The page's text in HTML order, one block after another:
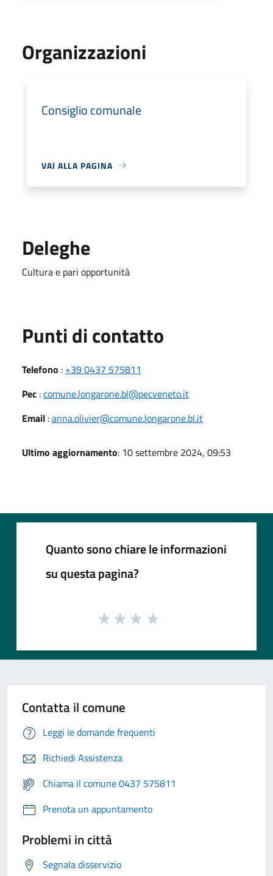
Organizzazioni
Consiglio comunale
VAI ALLA PAGINA
Deleghe
Cultura e pari opportunità
Punti di contatto
Telefono : +39 0437 575811
Pec :comune.longarone.bl@pecveneto.it
Email :anna.olivier@comune.longarone.bl.it
Ultimo aggiornamento: 10 settembre 2024, 09:53
Quanto sono chiare le informazioni
su questa pagina?
Contatta il comune
Leggi le domande frequenti
Richiedi Assistenza
Chiama il comune 0437 575811
Prenota un appuntamento
Problemi in città
Segnala disservizio